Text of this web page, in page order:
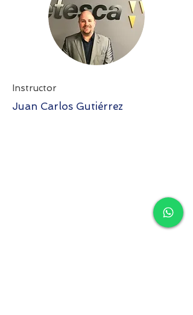
Instructor
Juan Carlos Gutiérrez